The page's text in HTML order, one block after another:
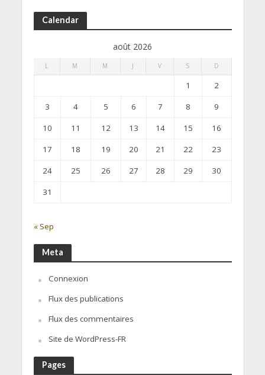
Calendar
août 2026
L M M J V S D
1
2
3
4 5 6 7 8
9
10
11 12 13 14 15
16
17
18 19 20 21 22
23
24
25 26 27 28 29
30
31
« Sep
Meta
Connexion
Flux des publications
Flux des commentaires
Site de WordPress-FR
Pages